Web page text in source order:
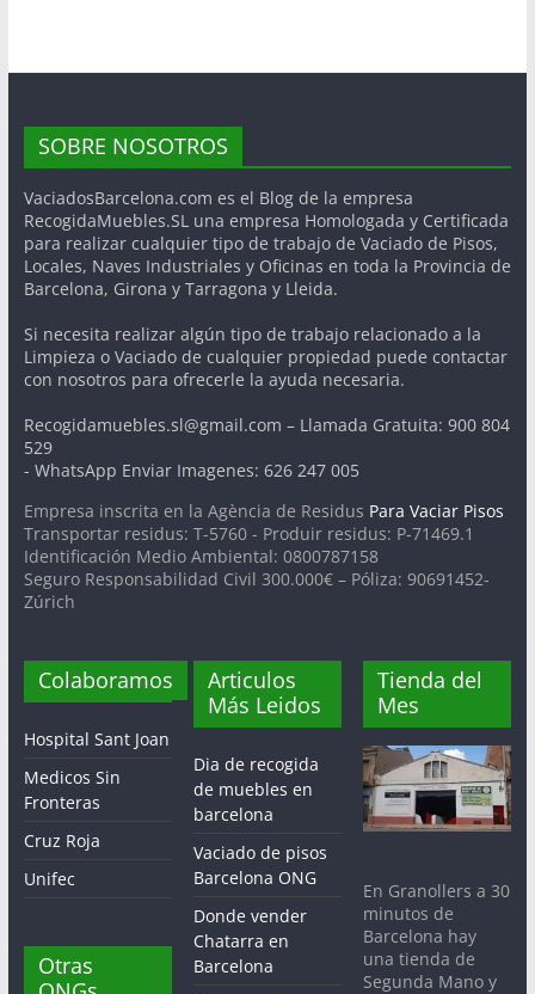
SOBRE NOSOTROS
VaciadosBarcelona.com es el Blog de la empresa
RecogidaMuebles.SL una empresa Homologada y Certificada
para realizar cualquier tipo de trabajo de Vaciado de Pisos,
Locales, Naves Industriales y Oficinas en toda la Provincia de
Barcelona, Girona y Tarragona y Lleida.
Si necesita realizar algún tipo de trabajo relacionado a la
Limpieza o Vaciado de cualquier propiedad puede contactar
con nosotros para ofrecerle la ayuda necesaria.
Recogidamuebles.sl@gmail.com – Llamada Gratuita: 900 804
529
- WhatsApp Enviar Imagenes: 626 247 005
Empresa inscrita en la Agència de Residus Para Vaciar Pisos
Transportar residus: T-5760 - Produir residus: P-71469.1
Identificación Medio Ambiental: 0800787158
Seguro Responsabilidad Civil 300.000€ – Póliza: 90691452-
Zúrich
Colaboramos
Hospital Sant Joan
Medicos Sin
Fronteras
Cruz Roja
Unifec
Otras
Articulos
Más Leidos
Dia de recogida
de muebles en
barcelona
Vaciado de pisos
Barcelona ONG
Donde vender
Chatarra en
Barcelona
Tienda del
Mes
En Granollers a 30
minutos de
Barcelona hay
una tienda de
Segunda Mano y